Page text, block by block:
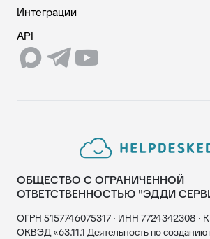
Интеграции
API
ОБЩЕСТВО С ОГРАНИЧЕННОЙ
ОТВЕТСТВЕННОСТЬЮ "ЭДДИ
ОГРН 5157746075317 · ИНН 7724342308 ·
ОКВЭД «63.11.1 Деятельность по